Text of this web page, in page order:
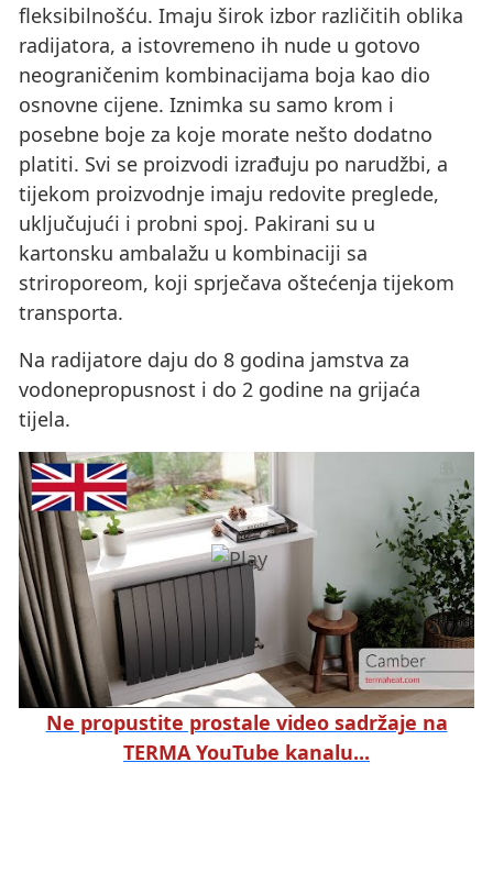
fleksibilnošću. Imaju širok izbor različitih oblika
radijatora, a istovremeno ih nude u gotovo
neograničenim kombinacijama boja kao dio
osnovne cijene. Iznimka su samo krom i
posebne boje za koje morate nešto dodatno
platiti. Svi se proizvodi izrađuju po narudžbi, a
tijekom proizvodnje imaju redovite preglede,
uključujući i probni spoj. Pakirani su u
kartonsku ambalažu u kombinaciji sa
striroporeom, koji sprječava oštećenja tijekom
transporta.
Na radijatore daju do 8 godina jamstva za
vodonepropusnost i do 2 godine na grijaća
tijela.
Ne propustite prostale video sadržaje na
TERMA YouTube kanalu...